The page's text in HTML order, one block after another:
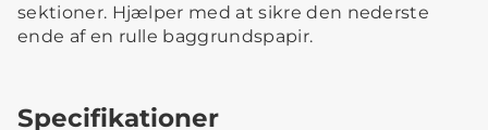
sektioner. Hjælper med at sikre den nederste
ende af en rulle baggrundspapir.
Specifikationer